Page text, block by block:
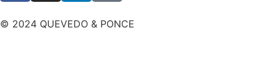
© 2024 QUEVEDO & PONCE